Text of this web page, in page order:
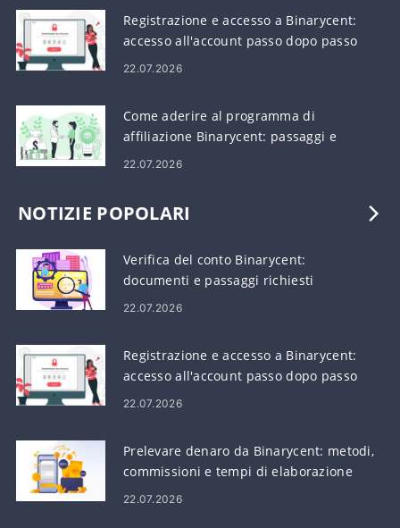
Registrazione e accesso a Binarycent:
accesso all'account passo dopo passo
22.07.2026
Come aderire al programma di
affiliazione Binarycent: passaggi e
requisiti
22.07.2026
NOTIZIE POPOLARI
Verifica del conto Binarycent:
documenti e passaggi richiesti
22.07.2026
Registrazione e accesso a Binarycent:
accesso all'account passo dopo passo
22.07.2026
Prelevare denaro da Binarycent: metodi,
commissioni e tempi di elaborazione
22.07.2026